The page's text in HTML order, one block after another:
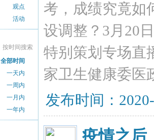
观点
活动
按时间搜索
全部时间
一天内
一周内
一月内
一年内
考，成绩究竟如
设调整？3月20
特别策划专场直
家卫生健康委医
发布时间：
疫情之后